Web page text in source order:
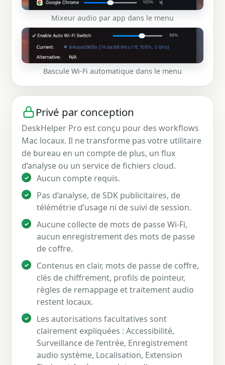
Mixeur audio par app dans le menu
Bascule Wi-Fi automatique dans le menu
Privé par conception
DeskHelper Pro est conçu pour des workflows
Mac locaux. Il ne transforme pas votre utilitaire
de bureau en un compte de plus, un flux
d’analyse ou un service de fichiers cloud.
Aucun compte requis.
Pas d’analyse, de SDK publicitaires, de
télémétrie d’usage ni de suivi de session.
Aucune collecte de mots de passe Wi-Fi,
aucun enregistrement des mots de passe
de coffre.
Contenus en clair, mots de passe de coffre,
clés de chiffrement, profils de pointeur,
règles de remappage et traitement audio
restent locaux.
Les autorisations facultatives sont
clairement expliquées : Accessibilité,
Surveillance de l’entrée, Enregistrement
audio système, Localisation, Extension